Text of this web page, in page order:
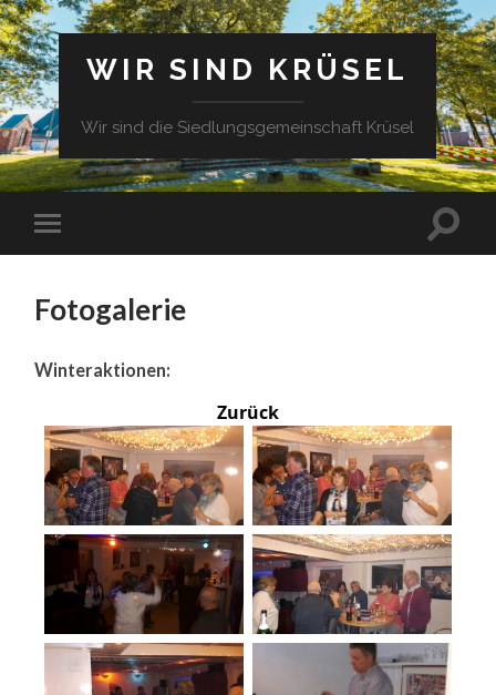
WIR SIND KRÜSEL
Wir sind die Siedlungsgemeinschaft Krüsel
Fotogalerie
Winteraktionen:
Zurück